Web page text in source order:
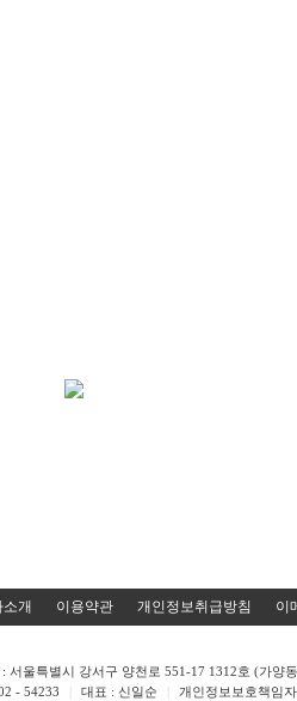
소개 이용약관 개인정보취급방침 이
서울특별시 강서구 양천로 551-17 1312호 (가양
- 54233
대표 : 신일순 개인정보보호책임